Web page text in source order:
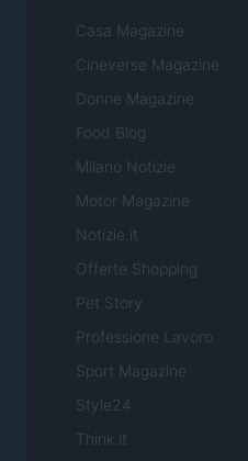
Casa Magazine
Cineverse Magazine
Donne Magazine
Food Blog
Milano Notizie
Motor Magazine
Notizie.it
Offerte Shopping
Pet Story
Professione Lavoro
Sport Magazine
Style24
Think.it